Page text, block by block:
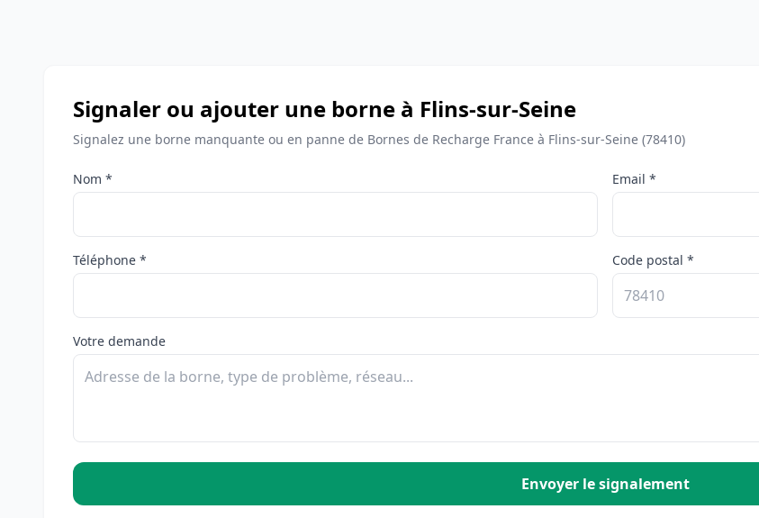
Signaler ou ajouter une borne à Flins-sur-Seine
Signalez une borne manquante ou en panne de Bornes de Recharge France à Flins-sur-Seine (78410)
Nom * Email *
Téléphone * Code postal *
Votre demande
Envoyer le signalement